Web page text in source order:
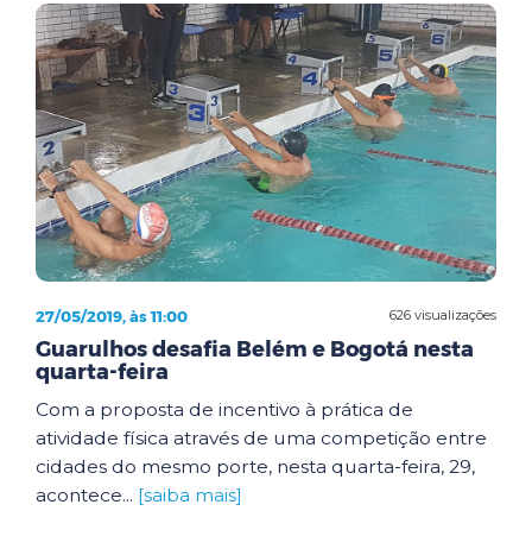
626 visualizações
27/05/2019, às 11:00
Guarulhos desafia Belém e Bogotá nesta
quarta-feira
Com a proposta de incentivo à prática de
atividade física através de uma competição entre
cidades do mesmo porte, nesta quarta-feira, 29,
acontece... [saiba mais]